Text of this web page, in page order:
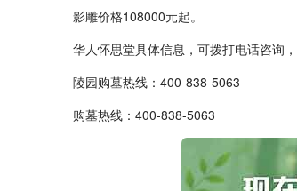
影雕价格108000元起。
华人怀思堂具体信息，可拨打电话咨询
陵园购墓热线： 400-838-5063
购墓热线：400-838-5063